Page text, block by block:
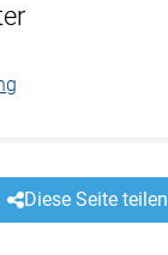
Diese Seite teilen